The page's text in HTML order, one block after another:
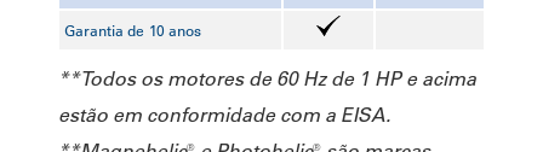
Garantia de 10 anos
**Todos os motores de 60 Hz de 1 HP e acima
estão em conformidade com a EISA.